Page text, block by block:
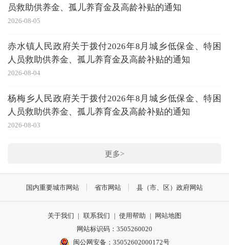
员救助供养金、孤儿养育金及高龄补贴的通知
2026-08-05
赤水镇人民政府关于拨付2026年8月城乡低保金、特困
人员救助供养金、孤儿养育金及高龄补贴的通知
2026-08-04
杨梅乡人民政府关于拨付2026年8月城乡低保金、特困
人员救助供养金、孤儿养育金及高龄补贴的通知
2026-08-03
更多>
国内重要城市网站 省市网站 县（市、区）政府网站
关于我们 | 联系我们 | 使用帮助 |
网站地图
网站标识码：3505260020
闽公网安备：35052602000172号